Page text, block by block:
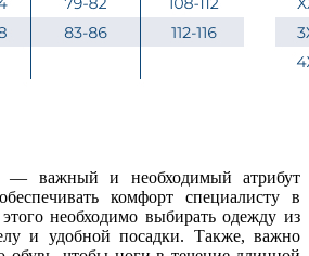
— важный и необходимый атрибут
комфорт специалисту в
необходимо выбирать одежду из
и удобной посадки. Также, важно